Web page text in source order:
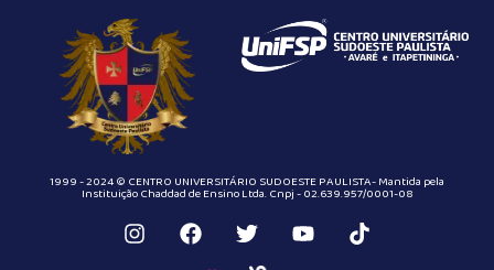
1999 - 2024 © CENTRO UNIVERSITÁRIO SUDOESTE PAULISTA- Mantida pela
Instituição Chaddad de Ensino Ltda. Cnpj - 02.639.957/0001-08